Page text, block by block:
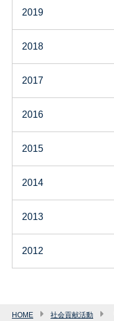
2019
2018
2017
2016
2015
2014
2013
2012
HOME 社会貢献活動